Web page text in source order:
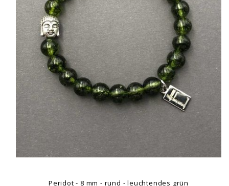
Peridot - 8 mm - rund - leuchtendes grün